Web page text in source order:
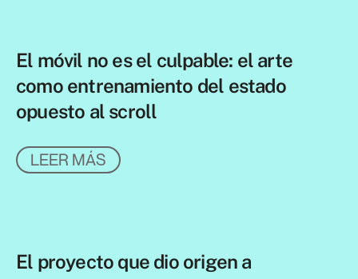
El móvil no es el culpable: el arte
como entrenamiento del estado
opuesto al scroll
LEER MÁS
El proyecto que dio origen a